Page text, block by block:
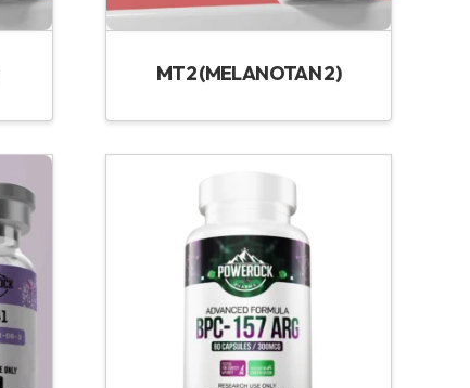
MT2 (MELANOTAN 2)